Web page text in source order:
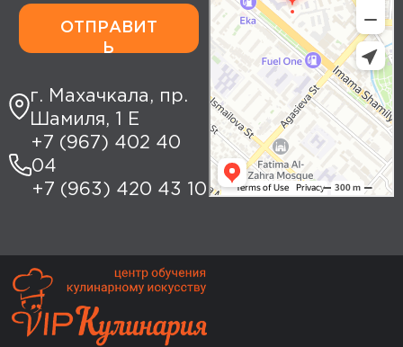
ОТПРАВИТ
Ь
г. Махачкала, пр.
Шамиля, 1 Е
+7 (967) 402 40
04
+7 (963) 420 43 10